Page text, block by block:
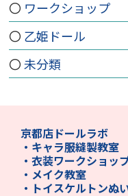
ワークショップ
乙姫ドール
未分類
京都店ドールラボ
・キャラ服縫製教室
・衣装ワークショッ
・メイク教室
・トイスケルトンぬ